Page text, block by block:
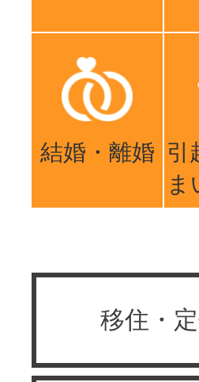
結婚・離婚 引
ま
移住・